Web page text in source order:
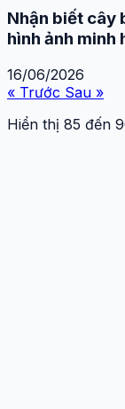
Nhận biết cây
hình ảnh minh
16/06/2026
« Trước Sau »
Hiển thị 85 đến